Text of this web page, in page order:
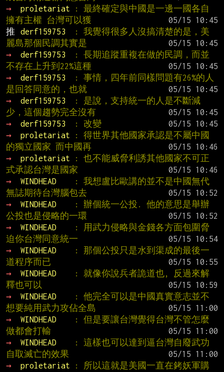
→
proletariat
: 最終確定與中國是一邊一國各自
擁有主權 台灣可以獲
推
derf159753
: 我覺得很多人沒搞清楚的是，美
麗島那個民調其實是
→
derf159753
: 長期追蹤重複在做的民調，而並
不存在上升到22%這種
→
derf159753
: 事情，四年前同樣問題有26%的人
是回答同意的，也就
→
derf159753
: 是說，支持統一的人是不斷減
少，這個趨勢完全沒有
→
derf159753 : 改變
→
proletariat
: 得世界其他國家承認是不屬中國
的獨立國家 而中國再
→
proletariat
: 也不能威脅利誘其他國家不可正
式承認台灣是國家
→
WINDHEAD
: 我想盧比歐講的並不是中國無代
無誌期待台灣腦包去
→
WINDHEAD
: 辦個統一公投. 他的意思是舉辦
公投也是侵略的一環
→
WINDHEAD
: 用武力侵略與金錢各方面包圍脅
迫你台灣同意統一
→
WINDHEAD
: 那個公投只是水到渠成的最後一
道程序而已
→
WINDHEAD
: 就像你說兵者詭道也, 反過來解
釋也可以
→
WINDHEAD
: 他完全可以是中國真實意志並不
想要純用武力攻佔全島
→
WINDHEAD
: 但是要讓台灣覺得台灣不管怎麼
做都會打輸
→
WINDHEAD
: 這樣也可以達到逼台灣自廢武功
自取滅亡的效果
→
proletariat
: 所以這就是美國一直在銬妖軍購